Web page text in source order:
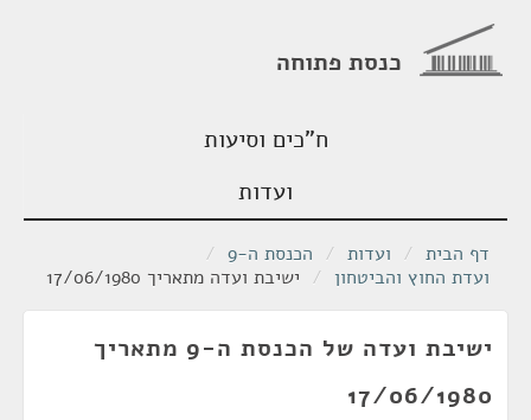
כנסת פתוחה
ח"כים וסיעות
ועדות
דף הבית / ועדות / הכנסת ה-9
/
ועדת החוץ והביטחון / ישיבת ועדה מתאריך 17/06/1980
ישיבת ועדה של הכנסת ה-9 מתאריך
17/06/1980